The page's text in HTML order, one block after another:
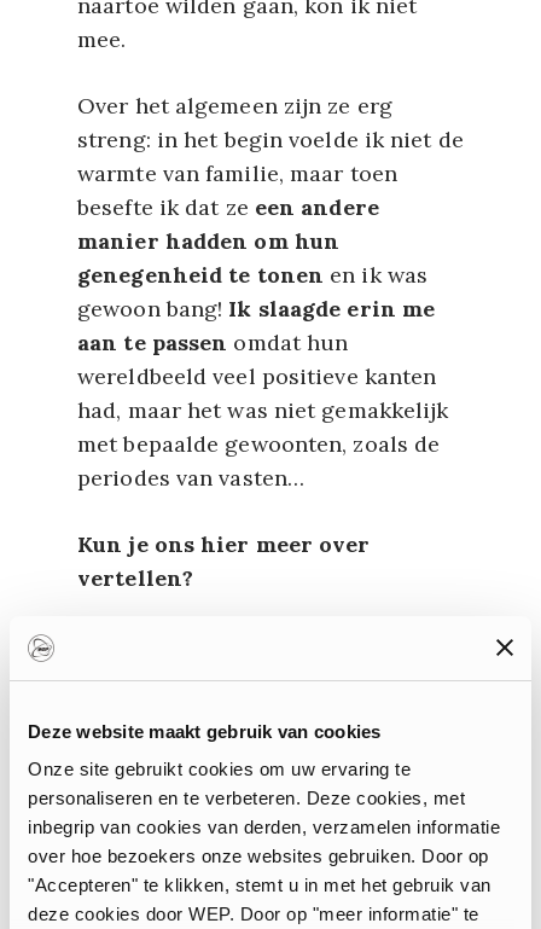
Deze website maakt gebruik van cookies
Onze site gebruikt cookies om uw ervaring te
personaliseren en te verbeteren. Deze cookies, met
inbegrip van cookies van derden, verzamelen informatie
over hoe bezoekers onze websites gebruiken. Door op
"Accepteren" te klikken, stemt u in met het gebruik van
deze cookies door WEP. Door op "meer informatie" te
naartoe wilden gaan, kon ik niet
mee.
Over het algemeen zijn ze erg
streng: in het begin voelde ik niet de
warmte van familie, maar toen
besefte ik dat ze een andere
manier hadden om hun
genegenheid te tonen en ik was
gewoon bang! Ik slaagde erin me
aan te passen omdat hun
wereldbeeld veel positieve kanten
had, maar het was niet gemakkelijk
met bepaalde gewoonten, zoals de
periodes van vasten…
Kun je ons hier meer over
vertellen?
mormoonse geloof een zondag van
zaterdag en niet op zondag. De
eerste zondag probeerde ik het ook,
maar de volgende dag was ik ziek,
dus zei ik tegen mijn familie dat het
me niet zo lag en dat ik de ervaring
liever niet herhaalde. Ik kwam naar